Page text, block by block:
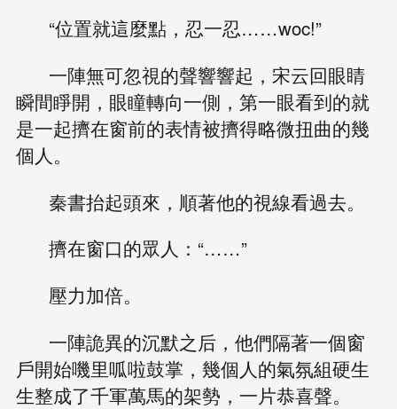
“位置就這麼點，忍一忍……woc!”
一陣無可忽視的聲響響起，宋云回眼睛
瞬間睜開，眼瞳轉向一側，第一眼看到的就
是一起擠在窗前的表情被擠得略微扭曲的幾
個人。
秦書抬起頭來，順著他的視線看過去。
擠在窗口的眾人：“……”
壓力加倍。
一陣詭異的沉默之后，他們隔著一個窗
戶開始嘰里呱啦鼓掌，幾個人的氣氛組硬生
生整成了千軍萬馬的架勢，一片恭喜聲。